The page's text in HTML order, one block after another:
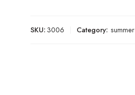
SKU:3006 Category: summer